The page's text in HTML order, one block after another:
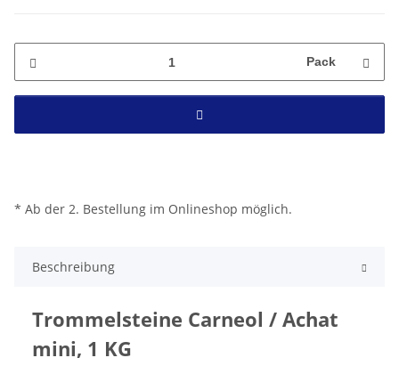
Pack
* Ab der 2. Bestellung im Onlineshop möglich.
Beschreibung
Trommelsteine Carneol / Achat
mini, 1 KG